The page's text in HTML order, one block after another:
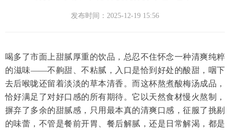
喝多了市面上甜腻厚重的饮品，总忍不住怀念一种清爽纯粹
的滋味——不齁甜、不粘腻，入口是恰到好处的酸甜，咽下
去后喉咙还留着淡淡的草本清香。而这杯熬煮酸梅汤成品，
恰好满足了对好口感的所有期待。它以天然食材慢火熬制，
摒弃了多余的甜腻感，只用最本真的清爽口感，征服了挑剔
的味蕾，不管是餐前开胃、餐后解腻，还是日常解渴，都是
发布时间： 2025-12-19 15:56